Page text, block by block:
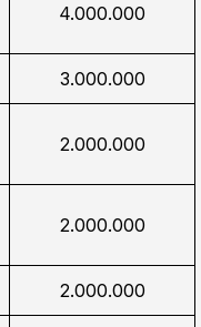
4.000.000
3.000.000
2.000.000
2.000.000
2.000.000